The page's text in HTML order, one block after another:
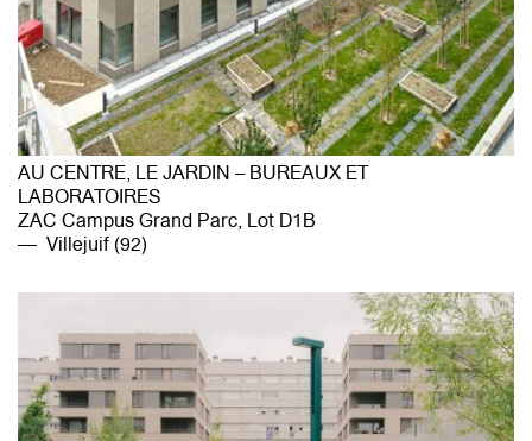
AU CENTRE, LE JARDIN – BUREAUX ET
LABORATOIRES
ZAC Campus Grand Parc, Lot D1B
Villejuif (92)